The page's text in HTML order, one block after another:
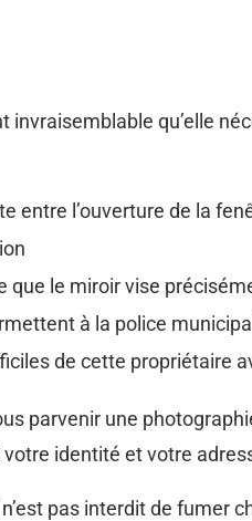
qu’elle
entre l’ouverture de la
que le miroir vise
à la police
de cette propriétaire
parvenir une
identité et votre
n’est pas interdit de